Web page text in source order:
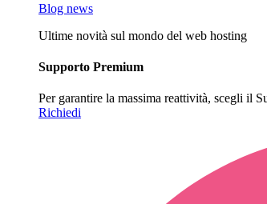
Blog news
Ultime novità sul mondo del web hosting
Supporto Premium
Per garantire la massima reattività, scegli il
Richiedi